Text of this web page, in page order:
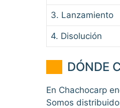
3. Lanzamiento
4. Disolución
DÓNDE
En Chachocarp
Somos